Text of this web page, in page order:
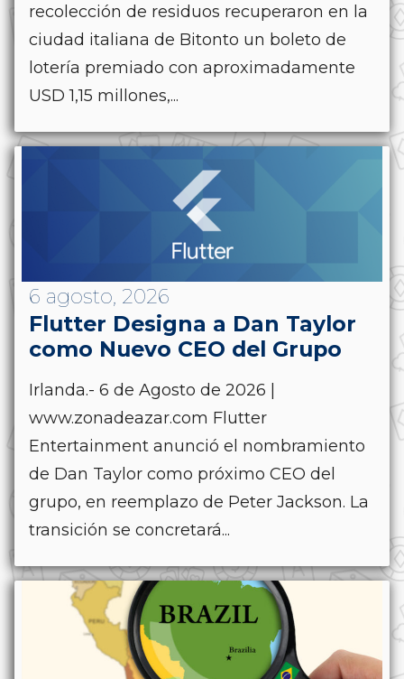
recolección de residuos recuperaron en la
ciudad italiana de Bitonto un boleto de
lotería premiado con aproximadamente
USD 1,15 millones,...
6 agosto, 2026
Flutter Designa a Dan Taylor
como Nuevo CEO del Grupo
Irlanda.- 6 de Agosto de 2026 |
www.zonadeazar.com Flutter
Entertainment anunció el nombramiento
de Dan Taylor como próximo CEO del
grupo, en reemplazo de Peter Jackson. La
transición se concretará...